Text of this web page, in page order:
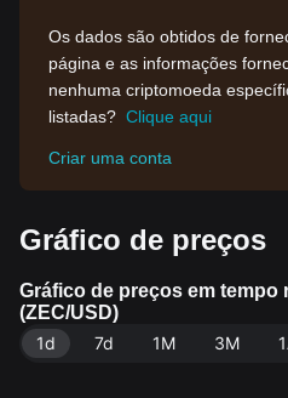
Os dados são obtidos de
página e as informações
nenhuma criptomoeda
listadas? Clique aqui
Criar uma conta
Gráfico de preços
Gráfico de preços em tempo
(ZEC/USD)
1d
7d 1M 3M